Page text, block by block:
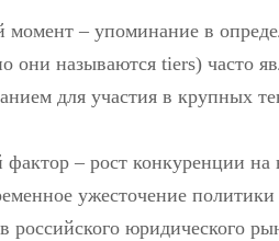
момент – упоминание в
они называются tiers) часто
для участия в крупных
фактор – рост конкуренции
ужесточение
российского юридического